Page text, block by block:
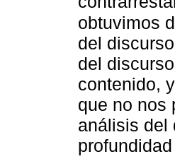
obtuvimos
del
del
contenido,
que no nos
análisis del